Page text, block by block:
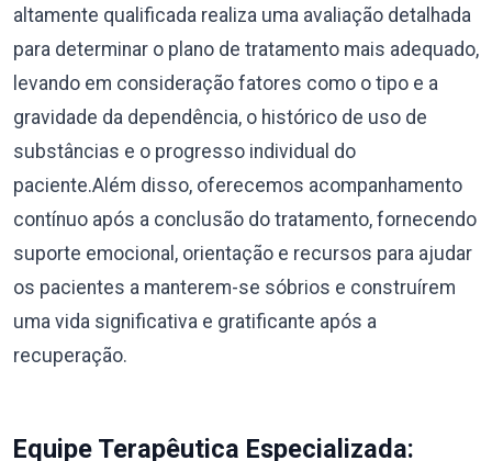
altamente qualificada realiza uma avaliação detalhada
para determinar o plano de tratamento mais adequado,
levando em consideração fatores como o tipo e a
gravidade da dependência, o histórico de uso de
substâncias e o progresso individual do
paciente.Além disso, oferecemos acompanhamento
contínuo após a conclusão do tratamento, fornecendo
suporte emocional, orientação e recursos para ajudar
os pacientes a manterem-se sóbrios e construírem
uma vida significativa e gratificante após a
recuperação.
Equipe Terapêutica Especializada: